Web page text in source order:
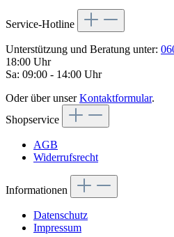
Service-Hotline
Unterstützung und Beratung unter:
18:00 Uhr
Sa: 09:00 - 14:00 Uhr
Oder über unserKontaktformular.
Shopservice
AGB
Widerrufsrecht
Informationen
Datenschutz
Impressum